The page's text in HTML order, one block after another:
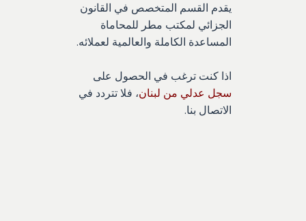
يقدم القسم المتخصص في القانون
الجزائي لمكتب مطر للمحاماة
المساعدة الكاملة والعالمية لعملائه.
اذا كنت ترغب في الحصول على
سجل عدلي من لبنان، فلا تتردد في
الاتصال بنا.